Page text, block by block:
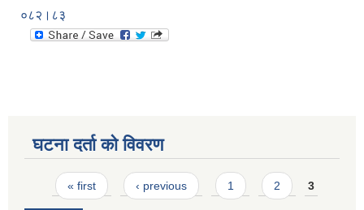
०८२।८३
घटना दर्ता को विवरण
Pages
« first ‹ previous 1 2 3